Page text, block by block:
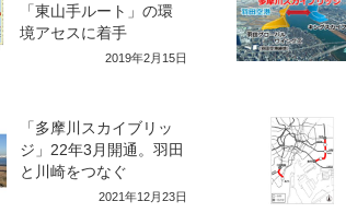
「東山手ルート」の環
境アセスに着手
2019年2月15日
「多摩川スカイブリッ
ジ」22年3月開通。羽田
と川崎をつなぐ
2021年12月23日